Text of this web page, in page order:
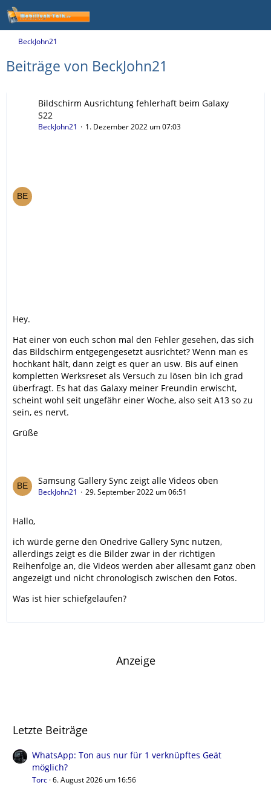
BeckJohn21
Beiträge von BeckJohn21
Bildschirm Ausrichtung fehlerhaft beim Galaxy
S22
BeckJohn21 1. Dezember 2022 um 07:03
Hey.
Hat einer von euch schon mal den Fehler gesehen, das sich
das Bildschirm entgegengesetzt ausrichtet? Wenn man es
hochkant hält, dann zeigt es quer an usw. Bis auf einen
kompletten Werksreset als Versuch zu lösen bin ich grad
überfragt. Es hat das Galaxy meiner Freundin erwischt,
scheint wohl seit ungefähr einer Woche, also seit A13 so zu
sein, es nervt.
Grüße
Samsung Gallery Sync zeigt alle Videos oben
BeckJohn21 29. September 2022 um 06:51
Hallo,
ich würde gerne den Onedrive Gallery Sync nutzen,
allerdings zeigt es die Bilder zwar in der richtigen
Reihenfolge an, die Videos werden aber allesamt ganz oben
angezeigt und nicht chronologisch zwischen den Fotos.
Was ist hier schiefgelaufen?
Anzeige
Letzte Beiträge
WhatsApp: Ton aus nur für 1 verknüpftes Geät
möglich?
Torc 6. August 2026 um 16:56